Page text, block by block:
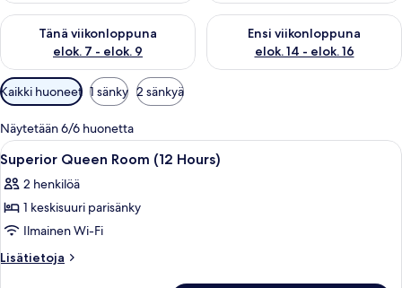
Tänä viikonloppuna
elok. 7 - elok. 9
Tarkista tämän viikonlopun saatavuus elok. 7 - elok. 9
Ensi viikonloppuna
elok. 14 - elok. 16
Tarkista ensi viikonlopun
Huoneille
saatavilla
olevia
suodattimia
Kaikki huoneet 1 sänky 2 sänkyä
Näytetään 6/6 huonetta
Avaa
kaikki
huonetyypin
Superior
Queen
Room
Hotellihuone, jossa on sänky,
2
Superior Queen Room (12 Hours)
2 henkilöä
1 keskisuuri parisänky
Ilmainen Wi-Fi
Lisätietoja
Lisätietoja